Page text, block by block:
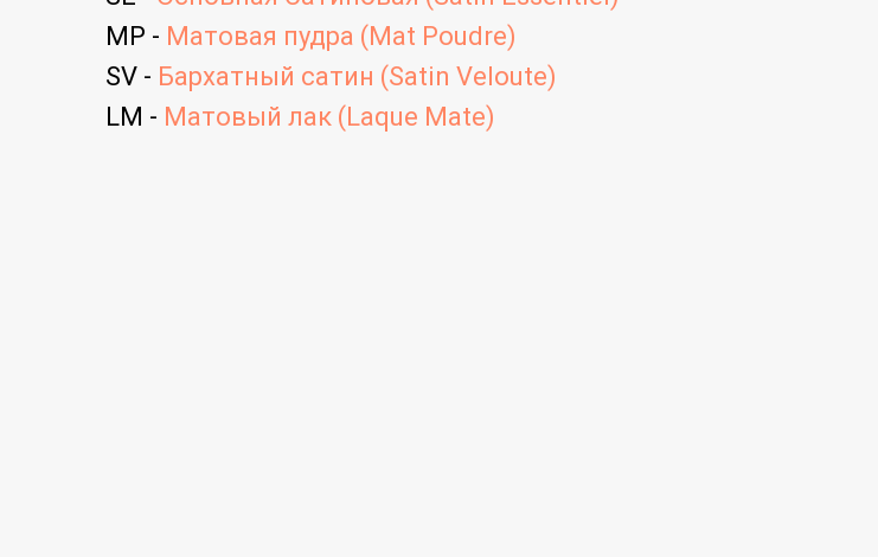
MP - Матовая пудра (Mat Poudre)
SV - Бархатный сатин (Satin Veloute)
LM - Матовый лак (Laque Mate)